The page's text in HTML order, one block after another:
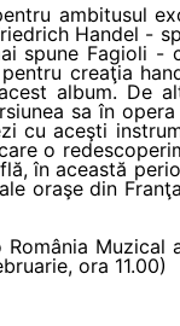
ambitusul
Handel -
spune Fagioli -
creaţia
album. De
sa în opera
cu aceşti
o
în această
oraşe din
Muzical
ora 11.00)